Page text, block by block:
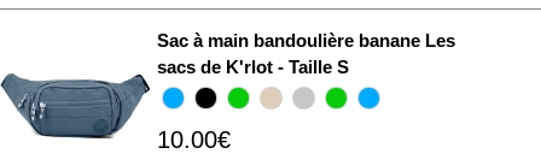
Sac à main bandoulière banane Les
sacs de K'rlot - Taille S
10.00€